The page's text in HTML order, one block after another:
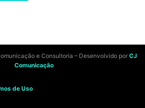
e Consultoria – Desenvolvido por CJ
Comunicação
de Uso